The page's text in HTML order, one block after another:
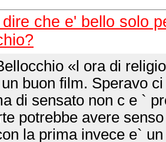
che e' bello solo
«l ora di
buon film. Speravo
di sensato non c e `
potrebbe avere
la prima invece e`